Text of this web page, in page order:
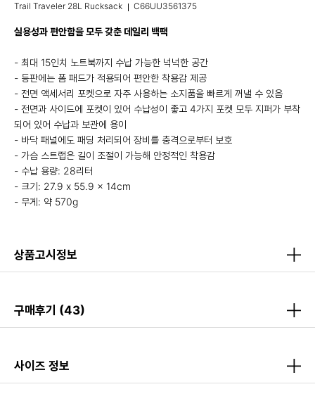
Trail Traveler 28L Rucksack C66UU3561375
실용성과 편안함을 모두 갖춘 데일리 백팩
- 최대 15인치 노트북까지 수납 가능한 넉넉한 공간
- 등판에는 폼 패드가 적용되어 편안한 착용감 제공
- 전면 액세서리 포켓으로 자주 사용하는 소지품을 빠르게 꺼낼 수 있음
- 전면과 사이드에 포켓이 있어 수납성이 좋고 4가지 포켓 모두 지퍼가 부착
되어 있어 수납과 보관에 용이
- 바닥 패널에도 패딩 처리되어 장비를 충격으로부터 보호
- 가슴 스트랩은 길이 조절이 가능해 안정적인 착용감
- 수납 용량: 28리터
- 크기: 27.9 x 55.9 x 14cm
- 무게: 약 570g
상품고시정보
구매후기 (43)
사이즈 정보